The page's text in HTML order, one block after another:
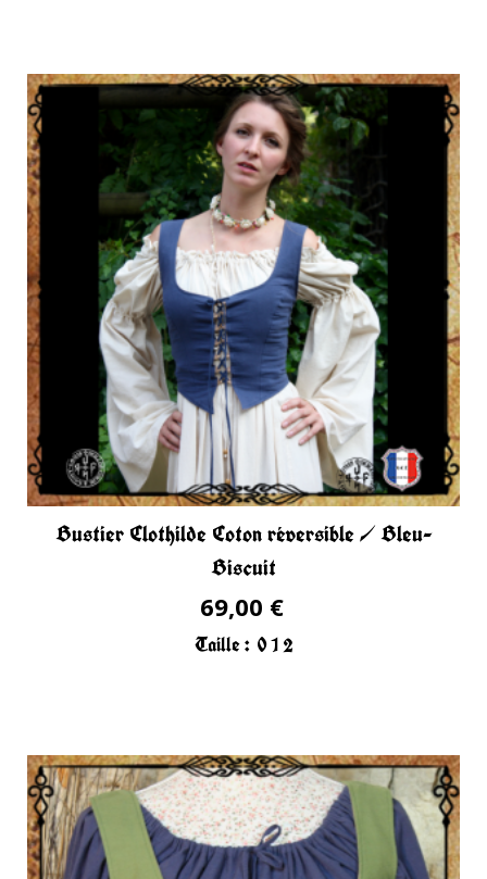
Bustier Clothilde Coton réversible / Bleu-
Biscuit
69,00 €
Taille : 01 2